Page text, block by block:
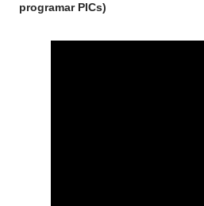
programar PICs)